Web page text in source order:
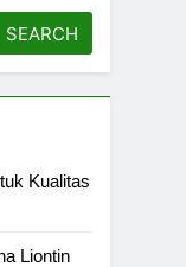
SEARCH
Kualitas
Liontin